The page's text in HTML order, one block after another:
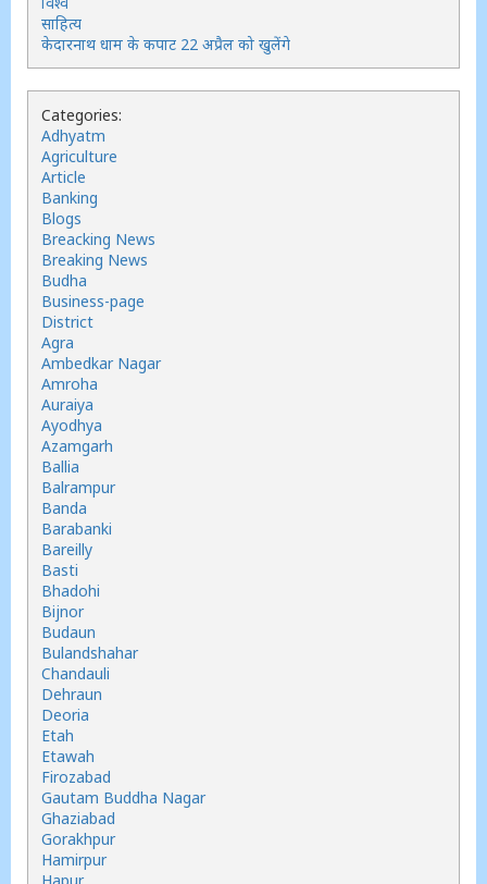
साहित्य
केदारनाथ धाम के कपाट 22 अप्रैल को खुलेंगे
Categories:
Adhyatm
Agriculture
Article
Banking
Blogs
Breacking News
Breaking News
Budha
Business-page
District
Agra
Ambedkar Nagar
Amroha
Auraiya
Ayodhya
Azamgarh
Ballia
Balrampur
Banda
Barabanki
Bareilly
Basti
Bhadohi
Bijnor
Budaun
Bulandshahar
Chandauli
Dehraun
Deoria
Etah
Etawah
Firozabad
Gautam Buddha Nagar
Ghaziabad
Gorakhpur
Hamirpur